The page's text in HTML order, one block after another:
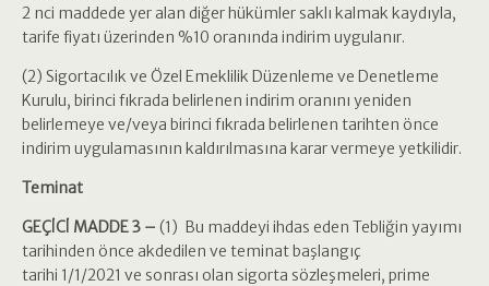
2 nci maddede yer alan diğer hükümler saklı kalmak kaydıyla,
tarife fiyatı üzerinden %10 oranında indirim uygulanır.
(2) Sigortacılık ve Özel Emeklilik Düzenleme ve Denetleme
Kurulu, birinci fıkrada belirlenen indirim oranını yeniden
belirlemeye ve/veya birinci fıkrada belirlenen tarihten önce
indirim uygulamasının kaldırılmasına karar vermeye yetkilidir.
Teminat
GEÇİCİ MADDE 3 – (1) Bu maddeyi ihdas eden Tebliğin yayımı
tarihinden önce akdedilen ve teminat başlangıç
tarihi 1/1/2021 ve sonrası olan sigorta sözleşmeleri, prime